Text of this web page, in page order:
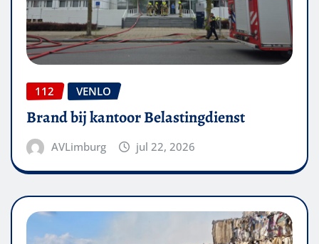
112 VENLO
Brand bij kantoor Belastingdienst
AVLimburg jul 22, 2026